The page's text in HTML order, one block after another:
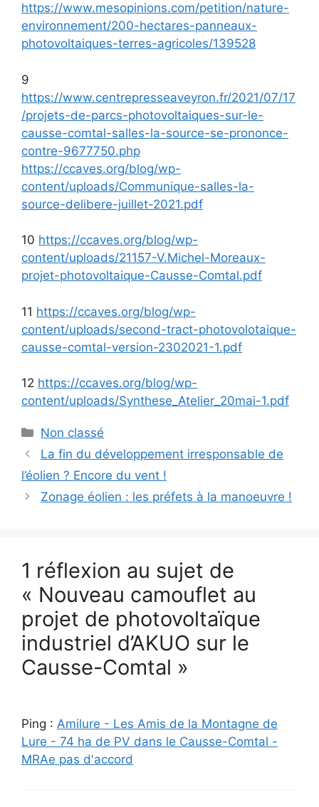
https://www.mesopinions.com/petition/nature-
environnement/200-hectares-panneaux-
photovoltaiques-terres-agricoles/139528
9
https://www.centrepresseaveyron.fr/2021/07/17
/projets-de-parcs-photovoltaiques-sur-le-
causse-comtal-salles-la-source-se-prononce-
contre-9677750.php
https://ccaves.org/blog/wp-
content/uploads/Communique-salles-la-
source-delibere-juillet-2021.pdf
10 https://ccaves.org/blog/wp-
content/uploads/21157-V.Michel-Moreaux-
projet-photovoltaique-Causse-Comtal.pdf
11 https://ccaves.org/blog/wp-
content/uploads/second-tract-photovolotaique-
causse-comtal-version-2302021-1.pdf
12 https://ccaves.org/blog/wp-
content/uploads/Synthese_Atelier_20mai-1.pdf
Catégories
Non classé
La fin du développement irresponsable de
l’éolien ? Encore du vent !
Zonage éolien : les préfets à la manoeuvre !
1 réflexion au sujet de
« Nouveau camouflet au
projet de photovoltaïque
industriel d’AKUO sur le
Causse-Comtal »
Ping : Amilure - Les Amis de la Montagne de
Lure - 74 ha de PV dans le Causse-Comtal -
MRAe pas d'accord